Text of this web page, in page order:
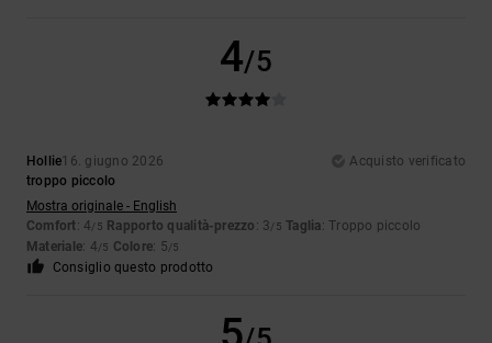
4/5
Hollie16. giugno 2026
Acquisto verificato
troppo piccolo
Mostra originale - English
Comfort: 4/5 Rapporto qualità-prezzo : 3/5 Taglia: Troppo piccolo
Materiale: 4/5 Colore: 5/5
Consiglio questo prodotto